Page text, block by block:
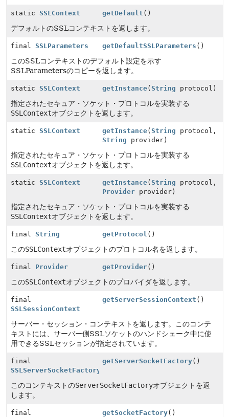
static SSLContext getDefault ()
デフォルトのSSLコンテキストを返します。
final SSLParameters getDefaultSSLParameters ()
このSSLコンテキストのデフォルト設定を示す
SSLParametersのコピーを返します。
static SSLContext getInstance(String protocol)
指定されたセキュア・ソケット・プロトコルを実装する
SSLContextオブジェクトを返します。
static SSLContext getInstance(String protocol,
String provider)
指定されたセキュア・ソケット・プロトコルを実装する
SSLContextオブジェクトを返します。
static SSLContext getInstance(String protocol,
Provider provider)
指定されたセキュア・ソケット・プロトコルを実装する
SSLContextオブジェクトを返します。
final String getProtocol ()
このSSLContextオブジェクトのプロトコル名を返します。
final Provider getProvider()
このSSLContextオブジェクトのプロバイダを返します。
final
SSLSessionContext
getServerSessionContext ()
サーバー・セッション・コンテキストを返します。このコンテ
キストには、サーバー側SSLソケットのハンドシェーク中に使
用できるSSLセッションが指定されています。
final
SSLServerSocketFactory
getServerSocketFactory()
このコンテキストのServerSocketFactoryオブジェクトを返
します。
final
getSocketFactory()